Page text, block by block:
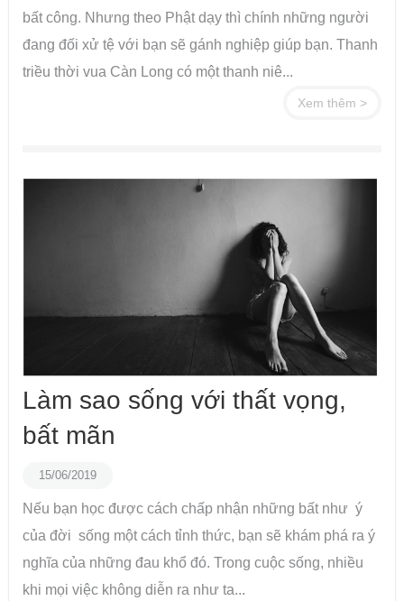
bất công. Nhưng theo Phật dạy thì chính những người
đang đối xử tệ với bạn sẽ gánh nghiệp giúp bạn. Thanh
triều thời vua Càn Long có một thanh niê...
Xem thêm >
Làm sao sống với thất vọng,
bất mãn
15/06/2019
Nếu bạn học được cách chấp nhận những bất như ý
của đời sống một cách tỉnh thức, bạn sẽ khám phá ra ý
nghĩa của những đau khổ đó. Trong cuộc sống, nhiều
khi mọi việc không diễn ra như ta...